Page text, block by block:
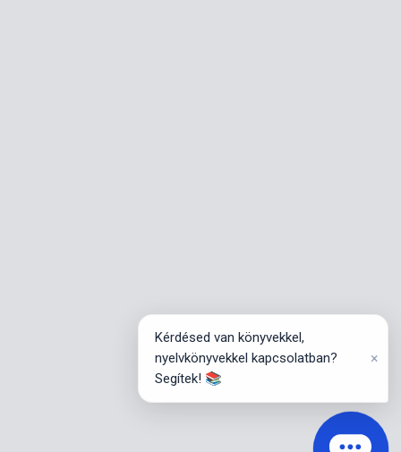
Kérdésed van könyvekkel,
nyelvkönyvekkel kapcsolatban?
Segítek! 📚
×